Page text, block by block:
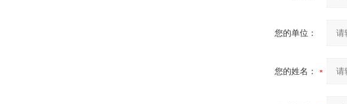
您的单位：
您的姓名：